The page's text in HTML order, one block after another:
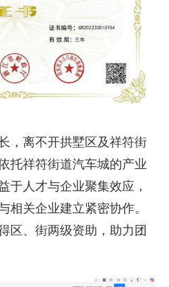
，离不开拱墅区及祥符街
托祥符街道汽车城的产业
于人才与企业聚集效应，
相关企业建立紧密协作。
区、街两级资助，助力团